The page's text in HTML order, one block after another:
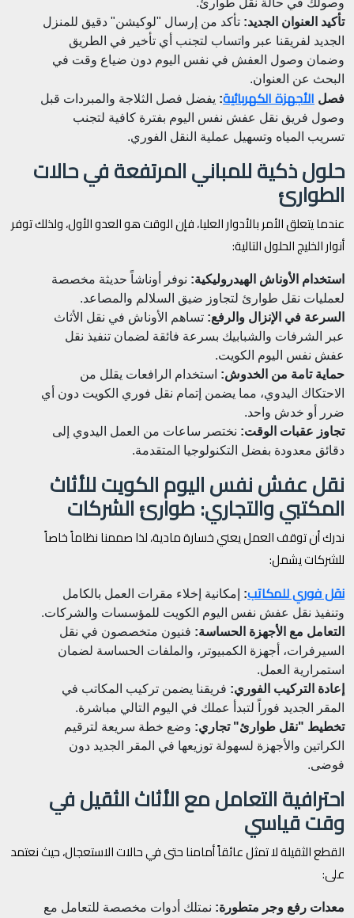
وصولك في حالة نقل طوارئ.
تأكيد العنوان الجديد: تأكد من إرسال "لوكيشن" دقيق للمنزل
الجديد لفريقنا عبر واتساب لتجنب أي تأخير في الطريق
وضمان وصول العفش في نفس اليوم دون ضياع وقت في
البحث عن العنوان.
فصل الأجهزة الكهربائية: يفضل فصل الثلاجة والمبردات قبل
وصول فريق نقل عفش نفس اليوم بفترة كافية لتجنب
تسريب المياه وتسهيل عملية النقل الفوري.
حلول ذكية للمباني المرتفعة في حالات
الطوارئ
عندما يتعلق الأمر بالأدوار العليا، فإن الوقت هو العدو الأول، ولذلك توفر
أنوار الخليج الحلول التالية:
استخدام الأوناش الهيدروليكية: نوفر أوناشاً حديثة مخصصة
لعمليات نقل طوارئ لتجاوز ضيق السلالم والمصاعد.
السرعة في الإنزال والرفع: تساهم الأوناش في نقل الأثاث
عبر الشرفات والشبابيك بسرعة فائقة لضمان تنفيذ نقل
عفش نفس اليوم الكويت.
حماية تامة من الخدوش: استخدام الرافعات يقلل من
الاحتكاك اليدوي، مما يضمن إتمام نقل فوري الكويت دون أي
ضرر أو خدش واحد.
تجاوز عقبات الوقت: نختصر ساعات من العمل اليدوي إلى
دقائق معدودة بفضل التكنولوجيا المتقدمة.
نقل عفش نفس اليوم الكويت للأثاث
المكتبي والتجاري: طوارئ الشركات
ندرك أن توقف العمل يعني خسارة مادية، لذا صممنا نظاماً خاصاً
للشركات يشمل:
نقل فوري للمكاتب: إمكانية إخلاء مقرات العمل بالكامل
وتنفيذ نقل عفش نفس اليوم الكويت للمؤسسات والشركات.
التعامل مع الأجهزة الحساسة: فنيون متخصصون في نقل
السيرفرات، أجهزة الكمبيوتر، والملفات الحساسة لضمان
استمرارية العمل.
إعادة التركيب الفوري: فريقنا يضمن تركيب المكاتب في
المقر الجديد فوراً لتبدأ عملك في اليوم التالي مباشرة.
تخطيط "نقل طوارئ" تجاري: وضع خطة سريعة لترقيم
الكراتين والأجهزة لسهولة توزيعها في المقر الجديد دون
فوضى.
احترافية التعامل مع الأثاث الثقيل في
وقت قياسي
القطع الثقيلة لا تمثل عائقاً أمامنا حتى في حالات الاستعجال، حيث نعتمد
على:
معدات رفع وجر متطورة: نمتلك أدوات مخصصة للتعامل مع